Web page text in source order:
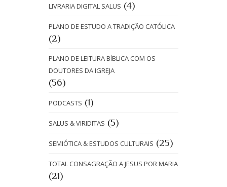
LIVRARIA DIGITAL SALUS (4)
PLANO DE ESTUDO A TRADIÇÃO CATÓLICA
(2)
PLANO DE LEITURA BÍBLICA COM OS
DOUTORES DA IGREJA
(56)
PODCASTS (1)
SALUS & VIRIDITAS (5)
SEMIÓTICA & ESTUDOS CULTURAIS (25)
TOTAL CONSAGRAÇÃO A JESUS POR MARIA
(21)